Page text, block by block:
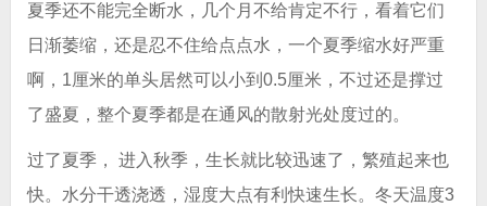
夏季还不能完全断水，几个月不给肯定不行，看着它们
日渐萎缩，还是忍不住给点点水，一个夏季缩水好严重
啊，1厘米的单头居然可以小到0.5厘米，不过还是撑过
了盛夏，整个夏季都是在通风的散射光处度过的。
过了夏季， 进入秋季，生长就比较迅速了，繁殖起来也
快。水分干透浇透，湿度大点有利快速生长。冬天温度3